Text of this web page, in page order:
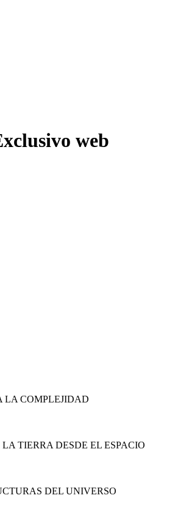
web
LA COMPLEJIDAD
TIERRA DESDE EL ESPACIO
DEL UNIVERSO